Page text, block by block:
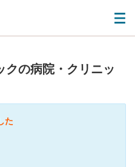
クの病院・クリニッ
た